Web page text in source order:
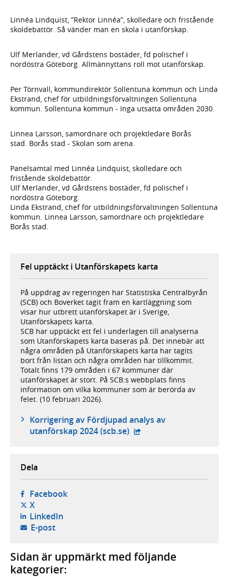
Linnéa Lindquist, ”Rektor Linnéa”, skolledare och fristående
skoldebattör. Så vänder man en skola i utanförskap.
Ulf Merlander, vd Gårdstens bostäder, fd polischef i
nordöstra Göteborg. Allmännyttans roll mot utanförskap.
Per Törnvall, kommundirektör Sollentuna kommun och Linda
Ekstrand, chef för utbildningsförvaltningen Sollentuna
kommun. Sollentuna kommun - Inga utsatta områden 2030.
Linnea Larsson, samordnare och projektledare Borås
stad. Borås stad - Skolan som arena.
Panelsamtal med Linnéa Lindquist, skolledare och
fristående skoldebattör.
Ulf Merlander, vd Gårdstens bostäder, fd polischef i
nordöstra Göteborg.
Linda Ekstrand, chef för utbildningsförvaltningen Sollentuna
kommun. Linnea Larsson, samordnare och projektledare
Borås stad.
Fel upptäckt i Utanförskapets karta
På uppdrag av regeringen har Statistiska Centralbyrån
(SCB) och Boverket tagit fram en kartläggning som
visar hur utbrett utanförskapet är i Sverige,
Utanförskapets karta.
SCB har upptäckt ett fel i underlagen till analyserna
som Utanförskapets karta baseras på. Det innebär att
några områden på Utanförskapets karta har tagits
bort från listan och några områden har tillkommit.
Totalt finns 179 områden i 67 kommuner där
utanförskapet är stort. På SCB:s webbplats finns
information om vilka kommuner som är berörda av
felet. (10 februari 2026).
Korrigering av Fördjupad analys av
utanförskap 2024 (scb.se) - extern webbplats,
Dela
Facebook- öppnas i ny flik, extern webbplats,
X- öppnas i ny flik, extern webbplats,
LinkedIn- öppnas i ny flik, extern webbplats,
E-post- öppnar din e-postklient,
Sidan är uppmärkt med följande
kategorier: